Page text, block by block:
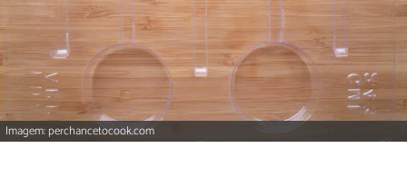
Imagem: perchancetocook.com